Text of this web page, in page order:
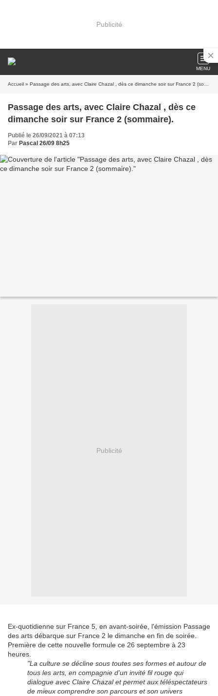
Publicité
MENU
Accueil » Passage des arts, avec Claire Chazal , dès ce dimanche soir sur France 2 (sommaire).
Passage des arts, avec Claire Chazal , dès ce
dimanche soir sur France 2 (sommaire).
Publié le 26/09/2021 à 07:13
Par Pascal 26/09 8h25
Publicité
Ex-quotidienne sur France 5, en avant-soirée, l'émission Passage
des arts débarque sur France 2 le dimanche en fin de soirée.
Première de cette nouvelle formule ce 26 septembre à 23
heures.
"La culture se décline sous toutes ses formes et autour de
tous les arts, en compagnie d’un invité fil rouge qui
dialogue avec Claire Chazal et permet aux téléspectateurs
de mieux comprendre son parcours et son univers